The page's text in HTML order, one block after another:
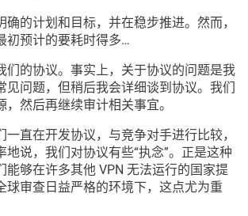
确的计划和目标，并在稳步推进。然而，
初预计的要耗时得多…
们的协议。事实上，关于协议的问题是我
见问题，但稍后我会详细谈到协议。我们
然后再继续审计相关事宜。
一直在开发协议，与竞争对手进行比较，
地说，我们对协议有些“执念”。正是这种
能够在许多其他 VPN 无法运行的国家提
球审查日益严格的环境下，这点尤为重